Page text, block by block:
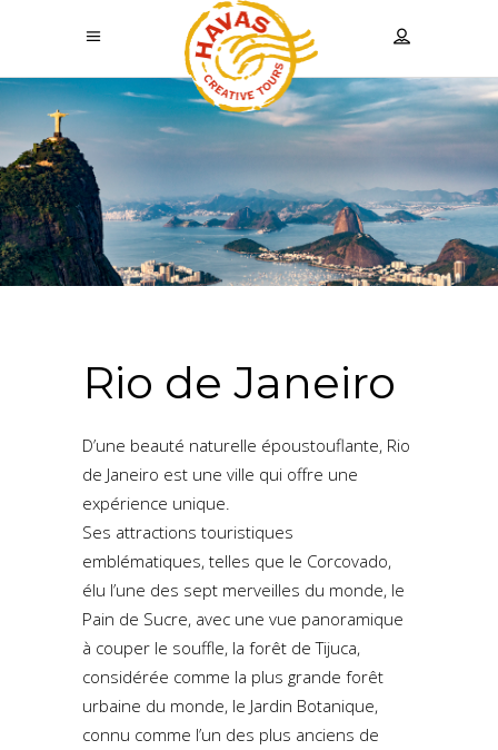
Rio de Janeiro
D’une beauté naturelle époustouflante, Rio
de Janeiro est une ville qui offre une
expérience unique.
Ses attractions touristiques
emblématiques, telles que le Corcovado,
élu l’une des sept merveilles du monde, le
Pain de Sucre, avec une vue panoramique
à couper le souffle, la forêt de Tijuca,
considérée comme la plus grande forêt
urbaine du monde, le Jardin Botanique,
connu comme l’un des plus anciens de